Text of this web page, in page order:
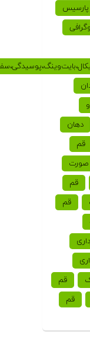
پارسیس
و
دهان
قم
صورت
قم
قم
قم
قم